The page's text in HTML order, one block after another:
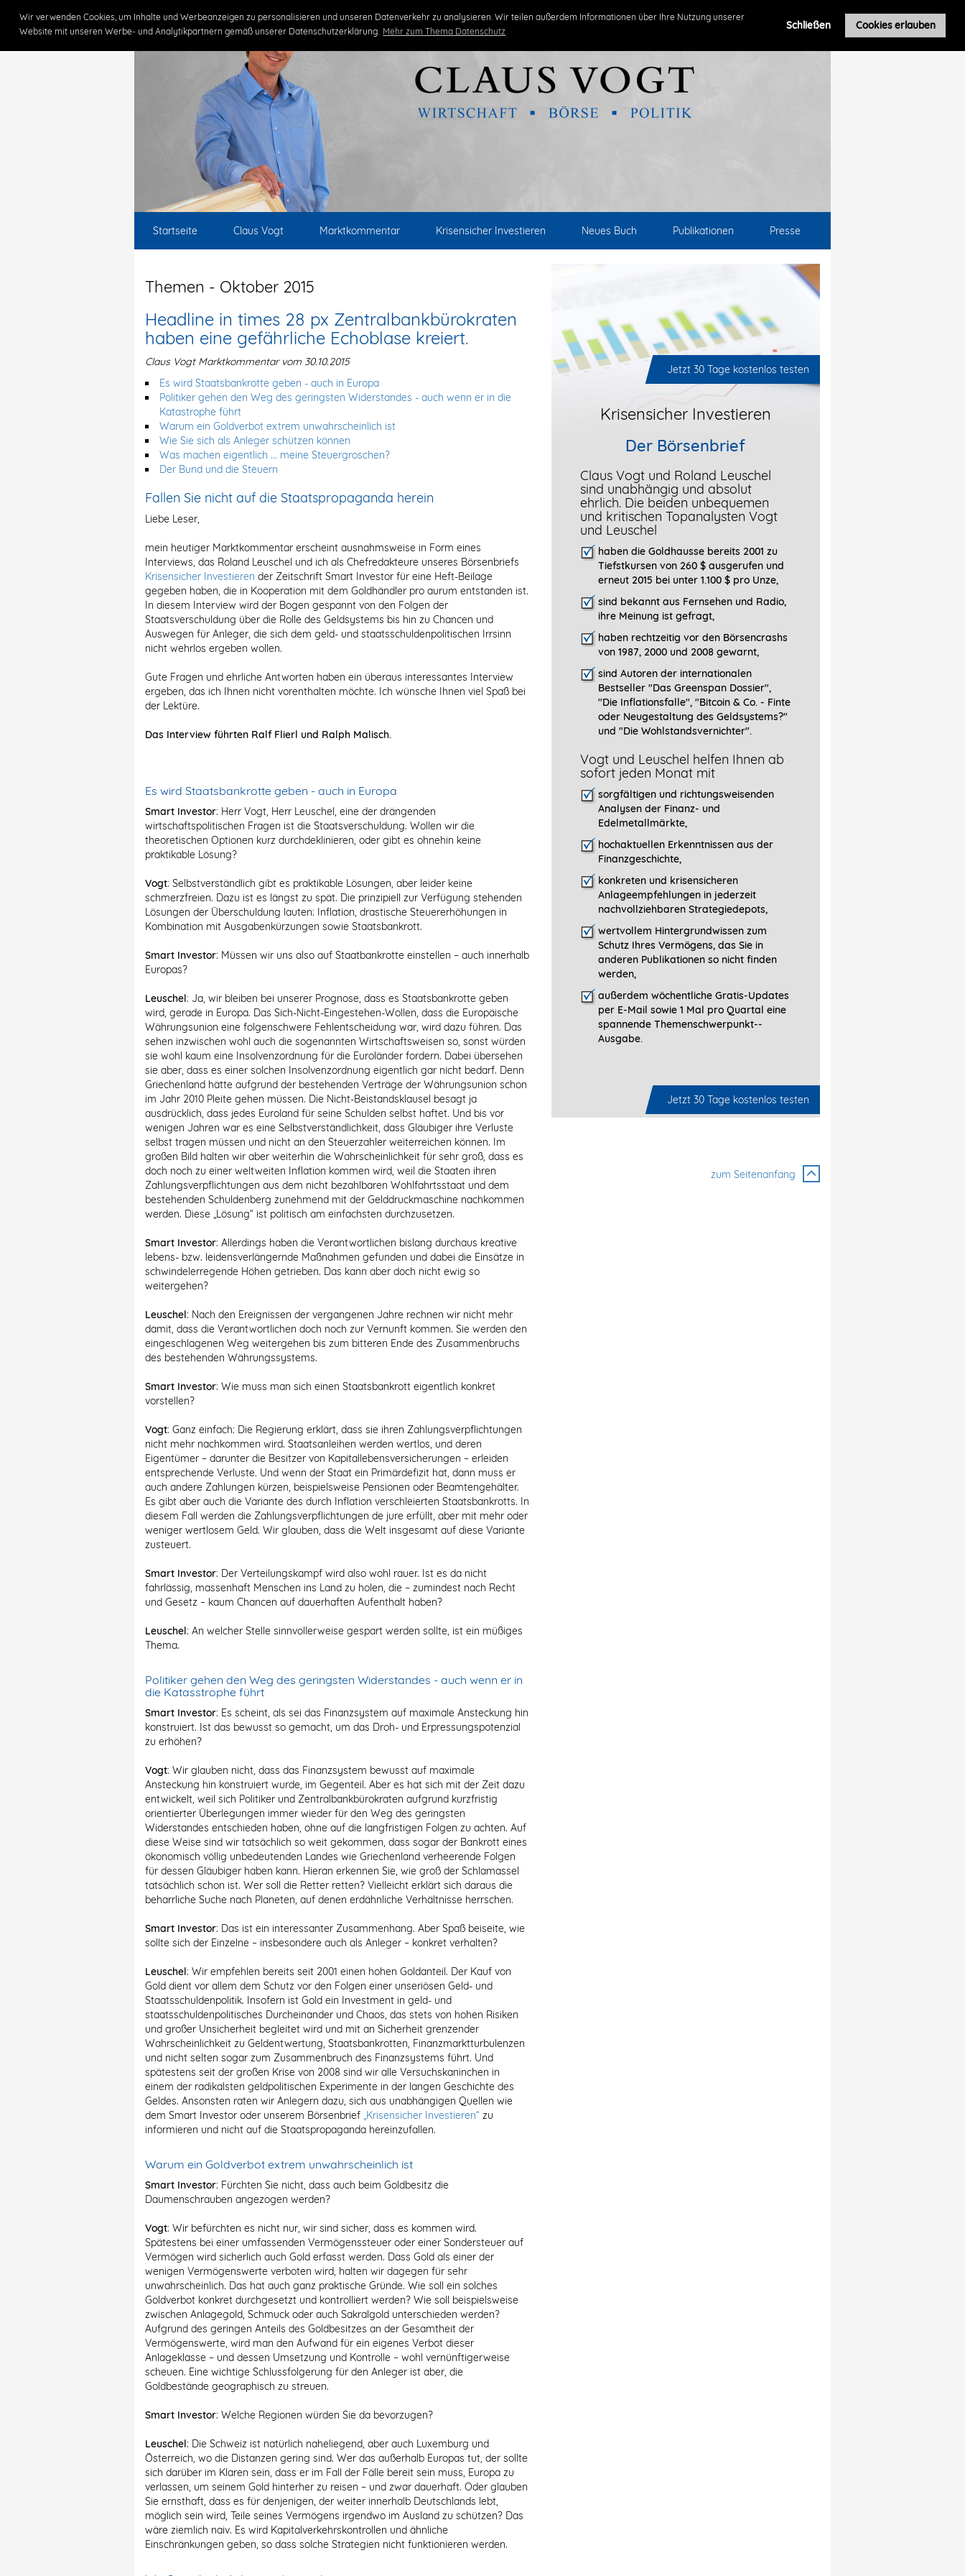
Wir verwenden Cookies, um Inhalte und Werbeanzeigen zu personalisieren und unseren Datenverkehr zu analysieren. Wir teilen außerdem Informationen über Ihre Nutzung unserer
Website mit unseren Werbe- und Analytikpartnern gemäß unserer Datenschutzerklärung. Mehr zum Thema Datenschutz
Schließen Cookies erlauben
Startseite Claus Vogt Marktkommentar Krisensicher Investieren Neues Buch Publikationen Presse
Themen - Oktober 2015
Headline in times 28 px Zentralbankbürokraten
haben eine gefährliche Echoblase kreiert.
Claus Vogt Marktkommentar vom 30.10.2015
Es wird Staatsbankrotte geben - auch in Europa
Politiker gehen den Weg des geringsten Widerstandes - auch wenn er in die
Katastrophe führt
Warum ein Goldverbot extrem unwahrscheinlich ist
Wie Sie sich als Anleger schützen können
Was machen eigentlich ... meine Steuergroschen?
Der Bund und die Steuern
Fallen Sie nicht auf die Staatspropaganda herein
Liebe Leser,
mein heutiger Marktkommentar erscheint ausnahmsweise in Form eines
Interviews, das Roland Leuschel und ich als Chefredakteure unseres Börsenbriefs
Krisensicher Investieren der Zeitschrift Smart Investor für eine Heft-Beilage
gegeben haben, die in Kooperation mit dem Goldhändler pro aurum entstanden ist.
In diesem Interview wird der Bogen gespannt von den Folgen der
Staatsverschuldung über die Rolle des Geldsystems bis hin zu Chancen und
Auswegen für Anleger, die sich dem geld- und staatsschuldenpolitischen Irrsinn
nicht wehrlos ergeben wollen.
Gute Fragen und ehrliche Antworten haben ein überaus interessantes Interview
ergeben, das ich Ihnen nicht vorenthalten möchte. Ich wünsche Ihnen viel Spaß bei
der Lektüre.
Das Interview führten Ralf Flierl und Ralph Malisch.
Es wird Staatsbankrotte geben - auch in Europa
Smart Investor: Herr Vogt, Herr Leuschel, eine der drängenden
wirtschaftspolitischen Fragen ist die Staatsverschuldung. Wollen wir die
theoretischen Optionen kurz durchdeklinieren, oder gibt es ohnehin keine
praktikable Lösung?
Vogt: Selbstverständlich gibt es praktikable Lösungen, aber leider keine
schmerzfreien. Dazu ist es längst zu spät. Die prinzipiell zur Verfügung stehenden
Lösungen der Überschuldung lauten: Inflation, drastische Steuererhöhungen in
Kombination mit Ausgabenkürzungen sowie Staatsbankrott.
Smart Investor: Müssen wir uns also auf Staatbankrotte einstellen – auch innerhalb
Europas?
Leuschel: Ja, wir bleiben bei unserer Prognose, dass es Staatsbankrotte geben
wird, gerade in Europa. Das Sich-Nicht-Eingestehen-Wollen, dass die Europäische
Währungsunion eine folgenschwere Fehlentscheidung war, wird dazu führen. Das
sehen inzwischen wohl auch die sogenannten Wirtschaftsweisen so, sonst würden
sie wohl kaum eine Insolvenzordnung für die Euroländer fordern. Dabei übersehen
sie aber, dass es einer solchen Insolvenzordnung eigentlich gar nicht bedarf. Denn
Griechenland hätte aufgrund der bestehenden Verträge der Währungsunion schon
im Jahr 2010 Pleite gehen müssen. Die Nicht-Beistandsklausel besagt ja
ausdrücklich, dass jedes Euroland für seine Schulden selbst haftet. Und bis vor
wenigen Jahren war es eine Selbstverständlichkeit, dass Gläubiger ihre Verluste
selbst tragen müssen und nicht an den Steuerzahler weiterreichen können. Im
großen Bild halten wir aber weiterhin die Wahrscheinlichkeit für sehr groß, dass es
doch noch zu einer weltweiten Inflation kommen wird, weil die Staaten ihren
Zahlungsverpflichtungen aus dem nicht bezahlbaren Wohlfahrtsstaat und dem
bestehenden Schuldenberg zunehmend mit der Gelddruckmaschine nachkommen
werden. Diese „Lösung“ ist politisch am einfachsten durchzusetzen.
Smart Investor: Allerdings haben die Verantwortlichen bislang durchaus kreative
lebens- bzw. leidensverlängernde Maßnahmen gefunden und dabei die Einsätze in
schwindelerregende Höhen getrieben. Das kann aber doch nicht ewig so
weitergehen?
Leuschel: Nach den Ereignissen der vergangenen Jahre rechnen wir nicht mehr
damit, dass die Verantwortlichen doch noch zur Vernunft kommen. Sie werden den
eingeschlagenen Weg weitergehen bis zum bitteren Ende des Zusammenbruchs
des bestehenden Währungssystems.
Smart Investor: Wie muss man sich einen Staatsbankrott eigentlich konkret
vorstellen?
Vogt: Ganz einfach: Die Regierung erklärt, dass sie ihren Zahlungsverpflichtungen
nicht mehr nachkommen wird. Staatsanleihen werden wertlos, und deren
Eigentümer – darunter die Besitzer von Kapitallebensversicherungen – erleiden
entsprechende Verluste. Und wenn der Staat ein Primärdefizit hat, dann muss er
auch andere Zahlungen kürzen, beispielsweise Pensionen oder Beamtengehälter.
Es gibt aber auch die Variante des durch Inflation verschleierten Staatsbankrotts. In
diesem Fall werden die Zahlungsverpflichtungen de jure erfüllt, aber mit mehr oder
weniger wertlosem Geld. Wir glauben, dass die Welt insgesamt auf diese Variante
zusteuert.
Smart Investor: Der Verteilungskampf wird also wohl rauer. Ist es da nicht
fahrlässig, massenhaft Menschen ins Land zu holen, die – zumindest nach Recht
und Gesetz – kaum Chancen auf dauerhaften Aufenthalt haben?
Leuschel: An welcher Stelle sinnvollerweise gespart werden sollte, ist ein müßiges
Thema.
Politiker gehen den Weg des geringsten Widerstandes - auch wenn er in
die Katasstrophe führt
Smart Investor: Es scheint, als sei das Finanzsystem auf maximale Ansteckung hin
konstruiert. Ist das bewusst so gemacht, um das Droh- und Erpressungspotenzial
zu erhöhen?
Vogt: Wir glauben nicht, dass das Finanzsystem bewusst auf maximale
Ansteckung hin konstruiert wurde, im Gegenteil. Aber es hat sich mit der Zeit dazu
entwickelt, weil sich Politiker und Zentralbankbürokraten aufgrund kurzfristig
orientierter Überlegungen immer wieder für den Weg des geringsten
Widerstandes entschieden haben, ohne auf die langfristigen Folgen zu achten. Auf
diese Weise sind wir tatsächlich so weit gekommen, dass sogar der Bankrott eines
ökonomisch völlig unbedeutenden Landes wie Griechenland verheerende Folgen
für dessen Gläubiger haben kann. Hieran erkennen Sie, wie groß der Schlamassel
tatsächlich schon ist. Wer soll die Retter retten? Vielleicht erklärt sich daraus die
beharrliche Suche nach Planeten, auf denen erdähnliche Verhältnisse herrschen.
Smart Investor: Das ist ein interessanter Zusammenhang. Aber Spaß beiseite, wie
sollte sich der Einzelne – insbesondere auch als Anleger – konkret verhalten?
Leuschel: Wir empfehlen bereits seit 2001 einen hohen Goldanteil. Der Kauf von
Gold dient vor allem dem Schutz vor den Folgen einer unseriösen Geld- und
Staatsschuldenpolitik. Insofern ist Gold ein Investment in geld- und
staatsschuldenpolitisches Durcheinander und Chaos, das stets von hohen Risiken
und großer Unsicherheit begleitet wird und mit an Sicherheit grenzender
Wahrscheinlichkeit zu Geldentwertung, Staatsbankrotten, Finanzmarktturbulenzen
und nicht selten sogar zum Zusammenbruch des Finanzsystems führt. Und
spätestens seit der großen Krise von 2008 sind wir alle Versuchskaninchen in
einem der radikalsten geldpolitischen Experimente in der langen Geschichte des
Geldes. Ansonsten raten wir Anlegern dazu, sich aus unabhängigen Quellen wie
dem Smart Investor oder unserem Börsenbrief „Krisensicher Investieren“ zu
informieren und nicht auf die Staatspropaganda hereinzufallen.
Warum ein Goldverbot extrem unwahrscheinlich ist
Smart Investor: Fürchten Sie nicht, dass auch beim Goldbesitz die
Daumenschrauben angezogen werden?
Vogt: Wir befürchten es nicht nur, wir sind sicher, dass es kommen wird.
Spätestens bei einer umfassenden Vermögenssteuer oder einer Sondersteuer auf
Vermögen wird sicherlich auch Gold erfasst werden. Dass Gold als einer der
wenigen Vermögenswerte verboten wird, halten wir dagegen für sehr
unwahrscheinlich. Das hat auch ganz praktische Gründe. Wie soll ein solches
Goldverbot konkret durchgesetzt und kontrolliert werden? Wie soll beispielsweise
zwischen Anlagegold, Schmuck oder auch Sakralgold unterschieden werden?
Aufgrund des geringen Anteils des Goldbesitzes an der Gesamtheit der
Vermögenswerte, wird man den Aufwand für ein eigenes Verbot dieser
Anlageklasse – und dessen Umsetzung und Kontrolle – wohl vernünftigerweise
scheuen. Eine wichtige Schlussfolgerung für den Anleger ist aber, die
Goldbestände geographisch zu streuen.
Smart Investor: Welche Regionen würden Sie da bevorzugen?
Leuschel: Die Schweiz ist natürlich naheliegend, aber auch Luxemburg und
Österreich, wo die Distanzen gering sind. Wer das außerhalb Europas tut, der sollte
sich darüber im Klaren sein, dass er im Fall der Fälle bereit sein muss, Europa zu
verlassen, um seinem Gold hinterher zu reisen – und zwar dauerhaft. Oder glauben
Sie ernsthaft, dass es für denjenigen, der weiter innerhalb Deutschlands lebt,
möglich sein wird, Teile seines Vermögens irgendwo im Ausland zu schützen? Das
wäre ziemlich naiv. Es wird Kapitalverkehrskontrollen und ähnliche
Einschränkungen geben, so dass solche Strategien nicht funktionieren werden.
Jetzt 30 Tage kostenlos testen
Krisensicher Investieren
Der Börsenbrief
Claus Vogt und Roland Leuschel
sind unabhängig und absolut
ehrlich. Die beiden unbequemen
und kritischen Topanalysten Vogt
und Leuschel
haben die Goldhausse bereits 2001 zu
Tiefstkursen von 260 $ ausgerufen und
erneut 2015 bei unter 1.100 $ pro Unze,
sind bekannt aus Fernsehen und Radio,
ihre Meinung ist gefragt,
haben rechtzeitig vor den Börsencrashs
von 1987, 2000 und 2008 gewarnt,
sind Autoren der internationalen
Bestseller "Das Greenspan Dossier",
"Die Inflationsfalle", "Bitcoin & Co. - Finte
oder Neugestaltung des Geldsystems?"
und "Die Wohlstandsvernichter".
Vogt und Leuschel helfen Ihnen ab
sofort jeden Monat mit
sorgfältigen und richtungsweisenden
Analysen der Finanz- und
Edelmetallmärkte,
hochaktuellen Erkenntnissen aus der
Finanzgeschichte,
konkreten und krisensicheren
Anlageempfehlungen in jederzeit
nachvollziehbaren Strategiedepots,
wertvollem Hintergrundwissen zum
Schutz Ihres Vermögens, das Sie in
anderen Publikationen so nicht finden
werden,
außerdem wöchentliche Gratis-Updates
per E-Mail sowie 1 Mal pro Quartal eine
spannende Themenschwerpunkt-­
Ausgabe.
Jetzt 30 Tage kostenlos testen
zum Seitenanfang